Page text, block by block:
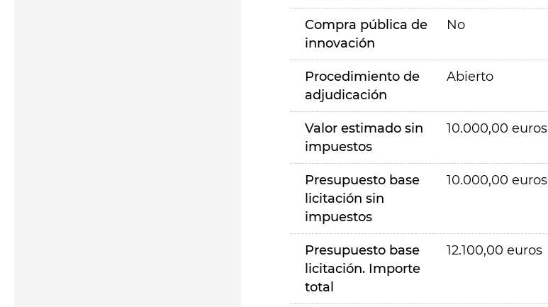
Compra pública de
innovación
No
Procedimiento de
adjudicación
Abierto
Valor estimado sin
impuestos
10.000,00 euros
Presupuesto base
licitación sin
impuestos
10.000,00 euros
Presupuesto base
licitación. Importe
total
12.100,00 euros